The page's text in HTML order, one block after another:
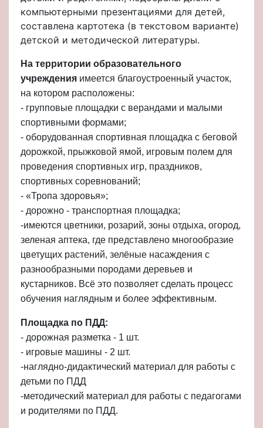
компьютерными презентациями для детей,
составлена картотека (в текстовом варианте)
детской и методической литературы.
На территории образовательного
учреждения имеется благоустроенный участок,
на котором расположены:
- групповые площадки с верандами и малыми
спортивными формами;
- оборудованная спортивная площадка с беговой
дорожкой, прыжковой ямой, игровым полем для
проведения спортивных игр, праздников,
спортивных соревнований;
- «Тропа здоровья»;
- дорожно - транспортная площадка;
-имеются цветники, розарий, зоны отдыха, огород,
зеленая аптека, где представлено многообразие
цветущих растений, зелёные насаждения с
разнообразными породами деревьев и
кустарников. Всё это позволяет сделать процесс
обучения наглядным и более эффективным.
Площадка по ПДД:
- дорожная разметка - 1 шт.
- игровые машины - 2 шт.
-наглядно-дидактический материал для работы с
детьми по ПДД
-методический материал для работы с педагогами
и родителями по ПДД.